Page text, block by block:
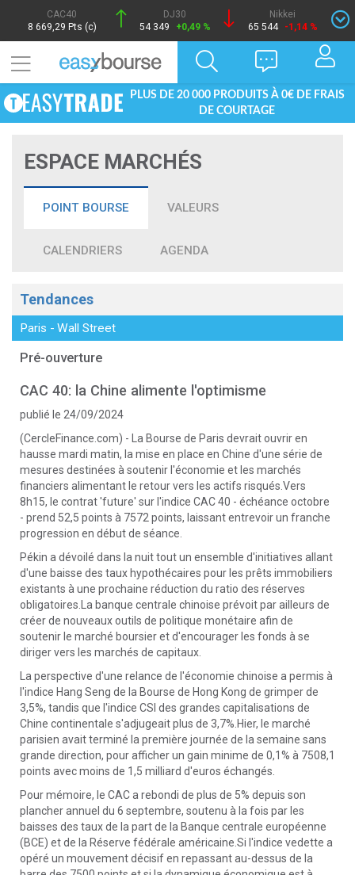
CAC40
8 669,29 Pts (c)
DJ30
54 349
+0,49 %
Nikkei
65 544 -1,14 %
PLUS DE 20 000 PRODUITS À 0€ DE FRAIS
DE COURTAGE
ESPACE MARCHÉS
POINT BOURSE VALEURS
CALENDRIERS AGENDA
Tendances
Paris - Wall Street
Pré-ouverture
CAC 40: la Chine alimente l'optimisme
publié le 24/09/2024
(CercleFinance.com) - La Bourse de Paris devrait ouvrir en
hausse mardi matin, la mise en place en Chine d'une série de
mesures destinées à soutenir l'économie et les marchés
financiers alimentant le retour vers les actifs risqués.Vers
8h15, le contrat 'future' sur l'indice CAC 40 - échéance octobre
- prend 52,5 points à 7572 points, laissant entrevoir un franche
progression en début de séance.
Pékin a dévoilé dans la nuit tout un ensemble d'initiatives allant
d'une baisse des taux hypothécaires pour les prêts immobiliers
existants à une prochaine réduction du ratio des réserves
obligatoires.La banque centrale chinoise prévoit par ailleurs de
créer de nouveaux outils de politique monétaire afin de
soutenir le marché boursier et d'encourager les fonds à se
diriger vers les marchés de capitaux.
La perspective d'une relance de l'économie chinoise a permis à
l'indice Hang Seng de la Bourse de Hong Kong de grimper de
3,5%, tandis que l'indice CSI des grandes capitalisations de
Chine continentale s'adjugeait plus de 3,7%.Hier, le marché
parisien avait terminé la première journée de la semaine sans
grande direction, pour afficher un gain minime de 0,1% à 7508,1
points avec moins de 1,5 milliard d'euros échangés.
Pour mémoire, le CAC a rebondi de plus de 5% depuis son
plancher annuel du 6 septembre, soutenu à la fois par les
baisses des taux de la part de la Banque centrale européenne
(BCE) et de la Réserve fédérale américaine.Si l'indice vedette a
opéré un mouvement décisif en repassant au-dessus de la